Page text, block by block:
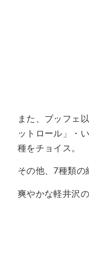
また、ブッフェ
ットロール」・
種をチョイス。
その他、7種類の
爽やかな軽井沢